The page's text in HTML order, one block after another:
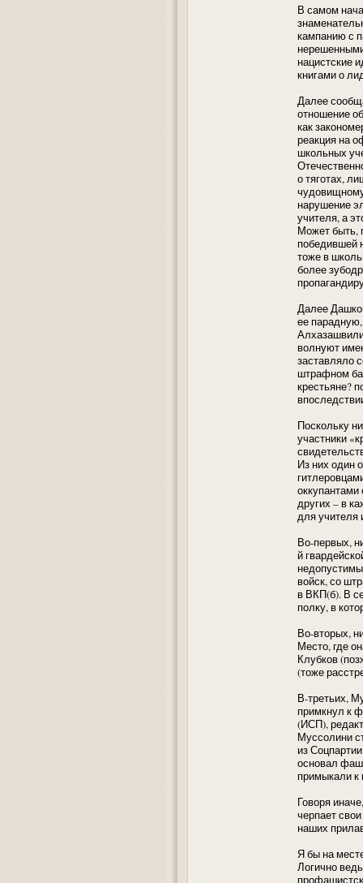
В самом
кампанию с
нацистские
книгами о
Далее
отношение
как
реакция на
школьных
о тяготах,
нарушение
учителя, а
Может быть,
победившей
тоже в
более
Далее
ее
волнуют
заставляло
штрафном
крестьяне?
Поскольку
участники
Из них один
оккупантами
других – в
для учителя
Во-первых,
й
войск, со
в ВКП(б). В
полку, в
Во-вторых,
Место, где
Клубков
(тоже
В-третьих,
примкнул к
(ИСП),
Муссолини
из
основал
примыкали к
Говоря
черпает
наших
Я бы на
Логично